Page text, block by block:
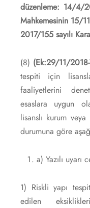
düzenleme: 14/4/
Mahkemesinin 15/
2017/155 sayılı
(8) (Ek:29/11/
tespiti için
faaliyetlerini
esaslara uygun
lisanslı kurum
durumuna göre
a) Yazılı uyarı
1) Riskli yapı
edilen